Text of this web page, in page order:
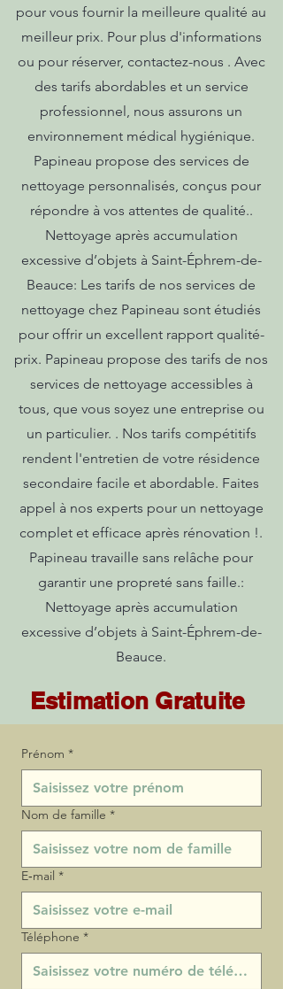
pour vous fournir la meilleure qualité au
meilleur prix. Pour plus d'informations
ou pour réserver, contactez-nous . Avec
des tarifs abordables et un service
professionnel, nous assurons un
environnement médical hygiénique.
Papineau propose des services de
nettoyage personnalisés, conçus pour
répondre à vos attentes de qualité..
Nettoyage après accumulation
excessive d’objets à Saint-Éphrem-de-
Beauce: Les tarifs de nos services de
nettoyage chez Papineau sont étudiés
pour offrir un excellent rapport qualité-
prix. Papineau propose des tarifs de nos
services de nettoyage accessibles à
tous, que vous soyez une entreprise ou
un particulier. . Nos tarifs compétitifs
rendent l'entretien de votre résidence
secondaire facile et abordable. Faites
appel à nos experts pour un nettoyage
complet et efficace après rénovation !.
Papineau travaille sans relâche pour
garantir une propreté sans faille.:
Nettoyage après accumulation
excessive d’objets à Saint-Éphrem-de-
Beauce.
Estimation Gratuite
Prénom *
Nom de famille *
E‑mail *
Téléphone *